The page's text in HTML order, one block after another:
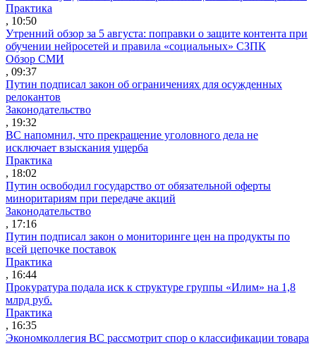
Практика
, 10:50
Утренний обзор за 5 августа: поправки о защите контента при
обучении нейросетей и правила «социальных» СЗПК
Обзор СМИ
, 09:37
Путин подписал закон об ограничениях для осужденных
релокантов
Законодательство
, 19:32
ВС напомнил, что прекращение уголовного дела не
исключает взыскания ущерба
Практика
, 18:02
Путин освободил государство от обязательной оферты
миноритариям при передаче акций
Законодательство
, 17:16
Путин подписал закон о мониторинге цен на продукты по
всей цепочке поставок
Практика
, 16:44
Прокуратура подала иск к структуре группы «Илим» на 1,8
млрд руб.
Практика
, 16:35
Экономколлегия ВС рассмотрит спор о классификации товара